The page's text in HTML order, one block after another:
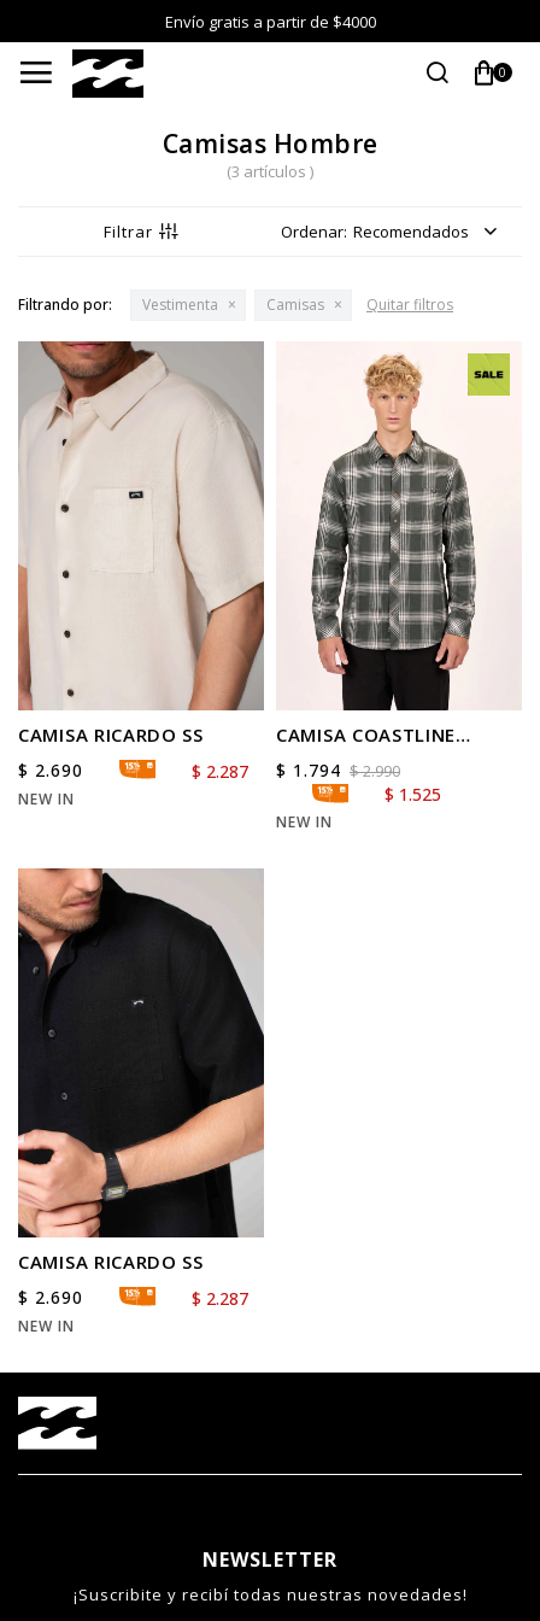
Envío gratis a partir de $4000
0

Camisas Hombre
(3 artículos )
Recomendados
Filtrando por: Vestimenta Camisas Quitar filtros
CAMISA RICARDO SS
$ 2.690 $ 2.287
NEW IN
CAMISA COASTLINE
FLANNEL
$ 1.794 $2.990
$ 1.525
NEW IN
CAMISA RICARDO SS
$ 2.690 $ 2.287
NEW IN
NEWSLETTER
¡Suscribite y recibí todas nuestras novedades!